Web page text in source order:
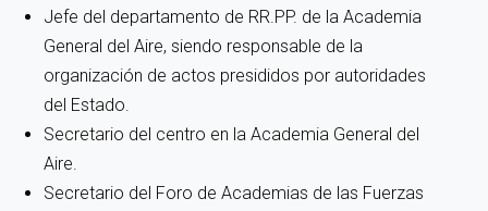
Jefe del departamento de RR.PP. de la Academia
General del Aire, siendo responsable de la
organización de actos presididos por autoridades
del Estado.
Secretario del centro en la Academia General del
Aire.
Secretario del Foro de Academias de las Fuerzas